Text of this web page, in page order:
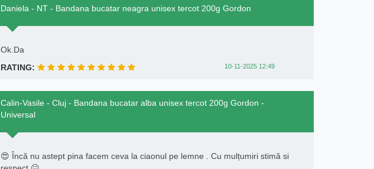
Daniela - NT - Bandana bucatar neagra unisex tercot 200g Gordon
Ok.Da
RATING:
10-11-2025 12:49
Calin-Vasile - Cluj - Bandana bucatar alba unisex tercot 200g Gordon -
Universal
😍 Încă nu astept pina facem ceva la ciaonul pe lemne . Cu mulțumiri stimă si